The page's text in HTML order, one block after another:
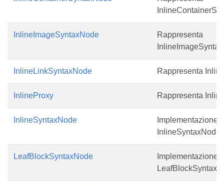
InlineImageSyntaxNode
Rappresenta
InlineLinkSyntaxNode Rappresenta
InlineProxy Rappresenta
InlineSyntaxNode
Implementazione
InlineSyntaxNode.
LeafBlockSyntaxNode
Implementazione